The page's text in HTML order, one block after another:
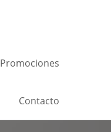
Promociones
Contacto